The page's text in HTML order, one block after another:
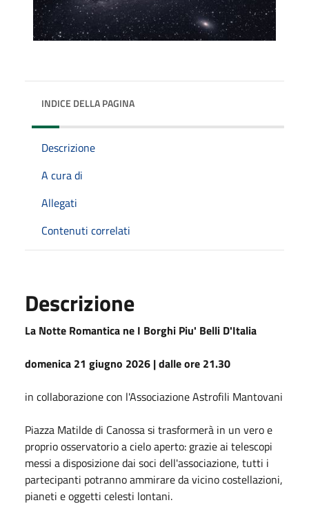
INDICE DELLA PAGINA
Descrizione
A cura di
Allegati
Contenuti correlati
Descrizione
La Notte Romantica ne I Borghi Piu' Belli D'Italia
domenica 21 giugno 2026 | dalle ore 21.30
in collaborazione con l'Associazione Astrofili Mantovani
Piazza Matilde di Canossa si trasformerà in un vero e
proprio osservatorio a cielo aperto: grazie ai telescopi
messi a disposizione dai soci dell'associazione, tutti i
partecipanti potranno ammirare da vicino costellazioni,
pianeti e oggetti celesti lontani.